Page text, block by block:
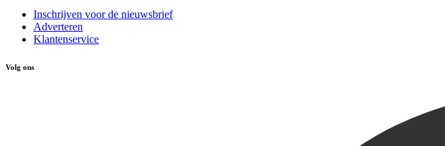
Inschrijven voor de nieuwsbrief
Adverteren
Klantenservice
Volg ons